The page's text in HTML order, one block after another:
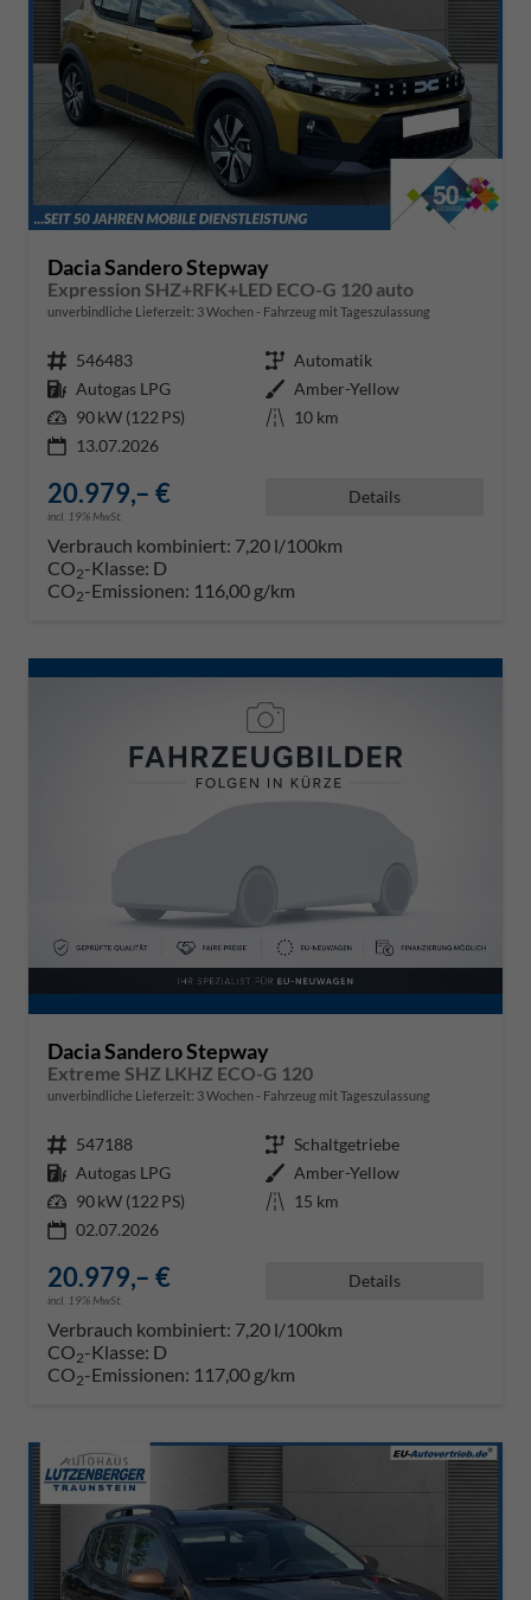
Dacia Sandero Stepway
Expression SHZ+RFK+LED ECO-G 120 auto
unverbindliche Lieferzeit: 3 Wochen Fahrzeug mit Tageszulassung
Fahrzeugnr. 546483 Getriebe Automatik
Kraftstoff Autogas LPG Außenfarbe Amber-Yellow
Leistung 90 kW (122 PS) Kilometerstand 10 km
13.07.2026
20.979,– €
incl. 19% MwSt.
Details
Verbrauch kombiniert: 7,20 l/100km
CO2-Klasse: D
CO2-Emissionen: 116,00 g/km
Dacia Sandero Stepway
Extreme SHZ LKHZ ECO-G 120
unverbindliche Lieferzeit: 3 Wochen Fahrzeug mit Tageszulassung
Fahrzeugnr. 547188 Getriebe Schaltgetriebe
Kraftstoff Autogas LPG Außenfarbe Amber-Yellow
Leistung 90 kW (122 PS) Kilometerstand 15 km
02.07.2026
20.979,– €
incl. 19% MwSt.
Details
Verbrauch kombiniert: 7,20 l/100km
CO2-Klasse: D
CO2-Emissionen: 117,00 g/km